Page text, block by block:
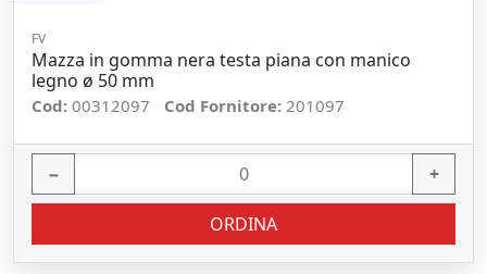
FV
Mazza in gomma nera testa piana con manico
legno ø 50 mm
Cod: 00312097 Cod Fornitore: 201097
− +
ORDINA